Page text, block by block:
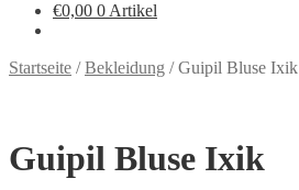
€0,00 0 Artikel
Startseite /Bekleidung /Guipil Bluse Ixik
Guipil Bluse Ixik